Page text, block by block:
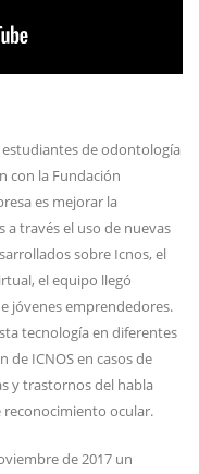
estudiantes de odontología
con la Fundación
es mejorar la
través el uso de nuevas
sobre Icnos, el
el equipo llegó
jóvenes emprendedores.
tecnología en diferentes
de ICNOS en casos de
y trastornos del habla
ocular.
de 2017 un